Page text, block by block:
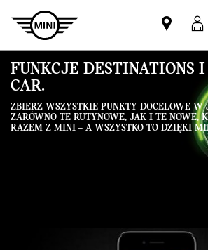
Znajdź
MINI
FUNKCJE DESTINATIONS I
CAR.
ZBIERZ WSZYSTKIE PUNKTY DOCELOWE W
ZARÓWNO TE RUTYNOWE, JAK I TE NOWE,
RAZEM Z MINI – A WSZYSTKO TO DZIĘKI